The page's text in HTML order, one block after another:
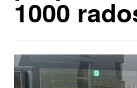
1000